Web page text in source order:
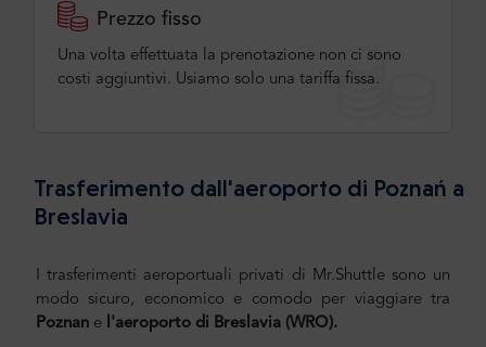
Prezzo fisso
Una volta effettuata la prenotazione non ci sono
costi aggiuntivi. Usiamo solo una tariffa fissa.
Trasferimento dall'aeroporto di Poznań a
Breslavia
I trasferimenti aeroportuali privati di Mr.Shuttle sono un
modo sicuro, economico e comodo per viaggiare tra
Poznan e l'aeroporto di Breslavia (WRO).